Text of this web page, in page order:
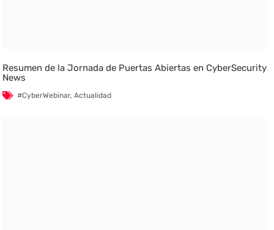
Resumen de la Jornada de Puertas Abiertas en CyberSecurity
News
#CyberWebinar,Actualidad